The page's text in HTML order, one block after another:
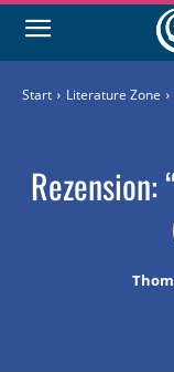
Start Literature Zone